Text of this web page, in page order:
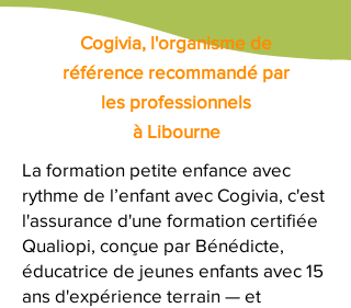
Cogivia, l'organisme de
référence recommandé par
les professionnels
à Libourne
La formation petite enfance avec
rythme de l’enfant avec Cogivia, c'est
l'assurance d'une formation certifiée
Qualiopi, conçue par Bénédicte,
éducatrice de jeunes enfants avec 15
ans d'expérience terrain — et